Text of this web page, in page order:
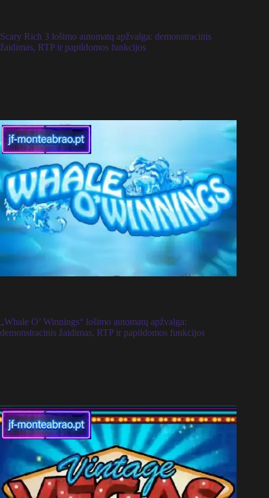
Scary Rich 3 lošimo automatų apžvalga: demonstracinis
žaidimas, RTP ir papildomos funkcijos
„Whale O’ Winnings“ lošimo automatų apžvalga:
demonstracinis žaidimas, RTP ir papildomos funkcijos